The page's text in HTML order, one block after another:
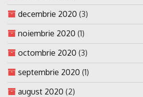
decembrie 2020 (3)
noiembrie 2020 (1)
octombrie 2020 (3)
septembrie 2020 (1)
august 2020 (2)